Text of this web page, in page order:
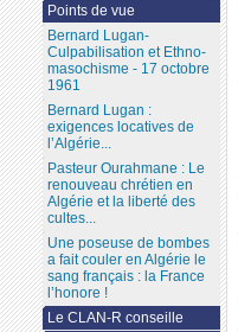
Points de vue
Bernard Lugan-
Culpabilisation et Ethno-
masochisme - 17 octobre
1961
Bernard Lugan :
exigences locatives de
l’Algérie...
Pasteur Ourahmane : Le
renouveau chrétien en
Algérie et la liberté des
cultes...
Une poseuse de bombes
a fait couler en Algérie le
sang français : la France
l’honore !
Le CLAN-R conseille